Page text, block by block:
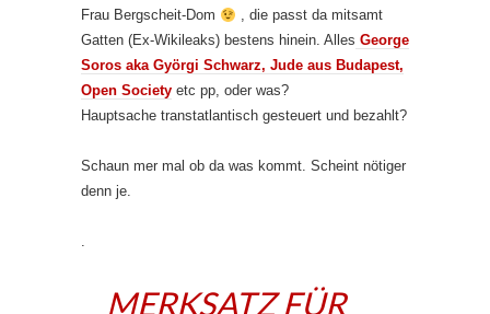
Frau Bergscheit-Dom
, die passt da mitsamt
Gatten (Ex-Wikileaks) bestens hinein. Alles George
Soros aka Györgi Schwarz, Jude aus Budapest,
Open Society etc pp, oder was?
Hauptsache transtatlantisch gesteuert und bezahlt?
Schaun mer mal ob da was kommt. Scheint nötiger
denn je.
.
MERKSATZ FÜR